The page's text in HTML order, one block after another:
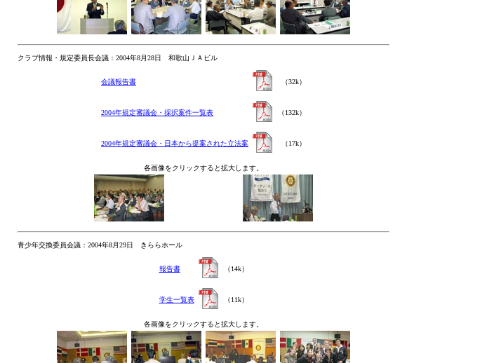
クラブ情報・規定委員長会議：2004年8月28日 和歌山ＪＡビル
会議報告書 （32k）
2004年規定審議会・採択案件一覧表 （132k）
2004年規定審議会・日本から提案された立法案 （17k）
各画像をクリックすると拡大します。
青少年交換委員会議：2004年8月29日 きららホール
報告書 （14k）
学生一覧表 （11k）
各画像をクリックすると拡大します。